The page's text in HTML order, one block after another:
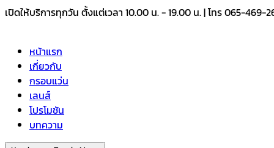
Skip
เปิดให้บริการทุกวัน ตั้งแต่เวลา 10.00 น. - 19.00 น. | โทร 065-469-
หน้าแรก
เกี่ยวกับ
กรอบแว่น
เลนส์
โปรโมชัน
บทความ